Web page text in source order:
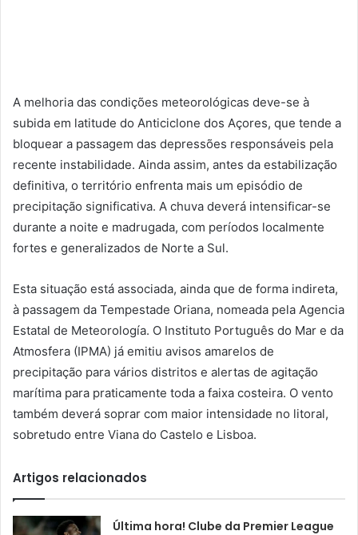
A melhoria das condições meteorológicas deve-se à
subida em latitude do Anticiclone dos Açores, que tende a
bloquear a passagem das depressões responsáveis pela
recente instabilidade. Ainda assim, antes da estabilização
definitiva, o território enfrenta mais um episódio de
precipitação significativa. A chuva deverá intensificar-se
durante a noite e madrugada, com períodos localmente
fortes e generalizados de Norte a Sul.
Esta situação está associada, ainda que de forma indireta,
à passagem da Tempestade Oriana, nomeada pela Agencia
Estatal de Meteorología. O Instituto Português do Mar e da
Atmosfera (IPMA) já emitiu avisos amarelos de
precipitação para vários distritos e alertas de agitação
marítima para praticamente toda a faixa costeira. O vento
também deverá soprar com maior intensidade no litoral,
sobretudo entre Viana do Castelo e Lisboa.
Artigos relacionados
Última hora! Clube da Premier League